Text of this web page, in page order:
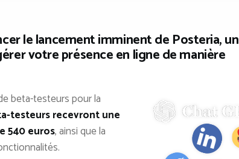
le lancement imminent de Posteria, un
votre présence en lignede manière
beta-testeurs pour la
testeurs recevront une
540 euros, ainsi que la